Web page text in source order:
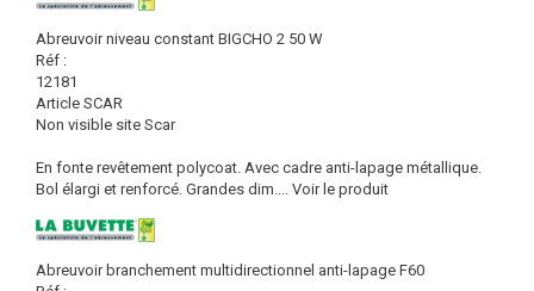
Abreuvoir niveau constant BIGCHO 2 50 W
Réf :
12181
Article SCAR
Non visible site Scar
En fonte revêtement polycoat. Avec cadre anti-lapage métallique.
Bol élargi et renforcé. Grandes dim.... Voir le produit
Abreuvoir branchement multidirectionnel anti-lapage F60